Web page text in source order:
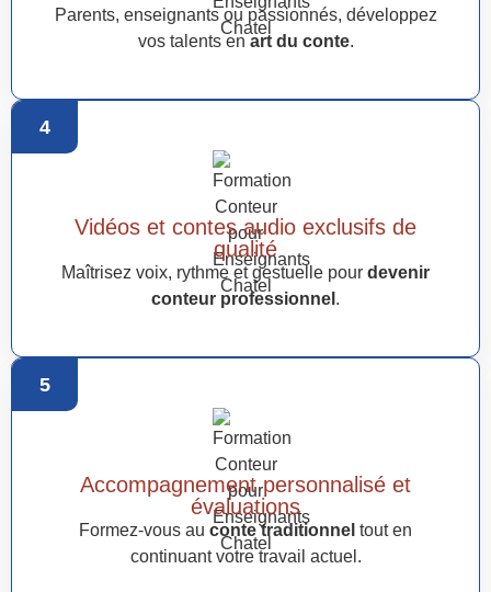
Parents, enseignants ou passionnés, développez
vos talents en art du conte.
4
Vidéos et contes audio exclusifs de
qualité
Maîtrisez voix, rythme et gestuelle pour devenir
conteur professionnel .
5
Accompagnement personnalisé et
évaluations
Formez-vous au conte traditionnel tout en
continuant votre travail actuel.